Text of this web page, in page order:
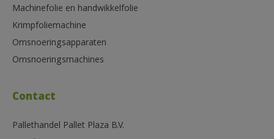
Machinefolie en handwikkelfolie
Krimpfoliemachine
Omsnoeringsapparaten
Omsnoeringsmachines
Contact
Pallethandel Pallet Plaza B.V.